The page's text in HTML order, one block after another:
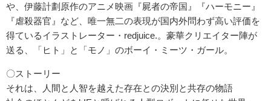
や、伊藤計劃原作のアニメ映画『屍者の帝国』『ハーモニー』
『虐殺器官』など、唯一無二の表現が国内外問わず高い評価を
得ているイラストレーター・redjuice.。豪華クリエイター陣が
送る、「ヒト」と「モノ」のボーイ・ミーツ・ガール。
〇ストーリー
それは、人間と人智を越えた存在との決別と共存の物語